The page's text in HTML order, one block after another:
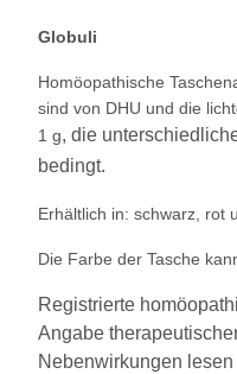
Globuli
Homöopathische
sind von DHU und die
1 g, die
bedingt.
Erhältlich in: schwarz, rot
Die Farbe der Tasche
Registrierte
Angabe
Nebenwirkungen